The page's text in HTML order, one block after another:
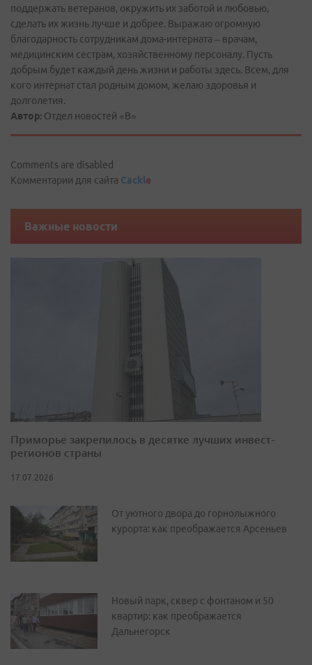
поддержать ветеранов, окружить их заботой и любовью,
сделать их жизнь лучше и добрее. Выражаю огромную
благодарность сотрудникам дома-интерната – врачам,
медицинским сестрам, хозяйственному персоналу. Пусть
добрым будет каждый день жизни и работы здесь. Всем, для
кого интернат стал родным домом, желаю здоровья и
долголетия.
Автор: Отдел новостей «В»
Comments are disabled
Комментарии для сайта Cackle
Важные новости
Приморье закрепилось в десятке лучших инвест-
регионов страны
17.07.2026
От уютного двора до горнолыжного
курорта: как преображается Арсеньев
Новый парк, сквер с фонтаном и 50
квартир: как преображается
Дальнегорск